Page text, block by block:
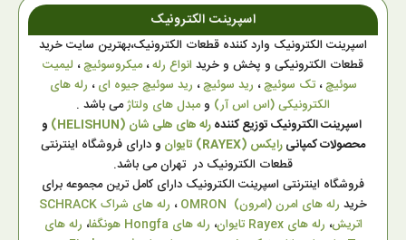
اسپرینت الکترونیک
اسپرینت الکترونیک وارد کننده قطعات الکترونیک،بهترین سایت خرید
قطعات الکترونیکی و پخش و خرید انواع رله،میکروسوئیچ، لیمیت
سوئیچ،تک سوئیچ، رید سوئیچ، رید سوئیچ جیوه ای، رله های
الکترونیکی (اس اس آر) ومبدل های ولتاژمی باشد .
اسپرینت الکترونیک توزیع کنندهرله های هلی شان (HELISHUN)
و
محصولات کمپانیرایکس (RAYEX) تایوان ودارای فروشگاه اینترنتی
قطعات الکترونیک در تهران می باشد.
فروشگاه اینترنتی اسپرینت الکترونیک دارای کامل ترین مجموعه برای
خرید رله های امرن (امرون) OMRON ،
رله های شراک SCHRACK
اتریش، رله های Rayex تایوان ، رله های Hongfa هونگفا ، رله های